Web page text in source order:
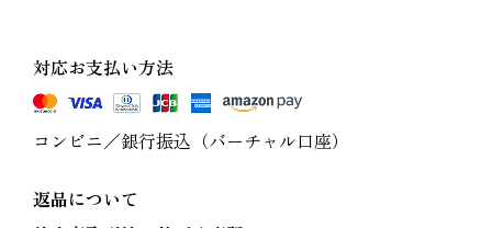
対応お支払い方法
コンビニ／銀行振込（バーチャル口座）
返品について